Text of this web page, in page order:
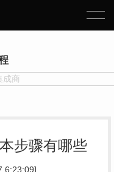
成商
步骤有哪些
6:23:09]